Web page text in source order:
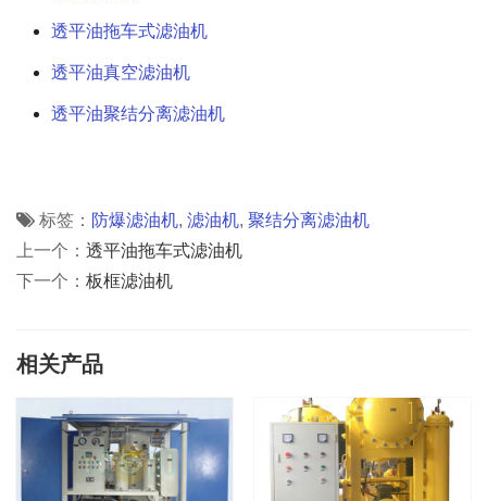
透平油拖车式滤油机
透平油真空滤油机
透平油聚结分离滤油机
标签： 防爆滤油机, 滤油机, 聚结分离滤油机
上一个： 透平油拖车式滤油机
下一个： 板框滤油机
相关产品